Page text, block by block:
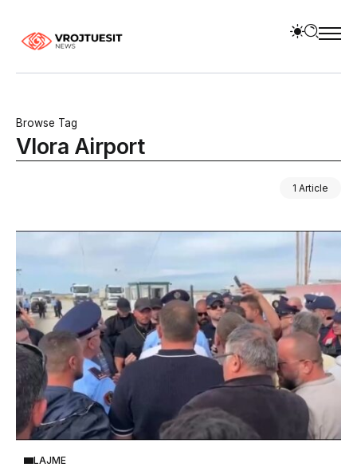
Browse Tag
Vlora Airport
1 Article
LAJME